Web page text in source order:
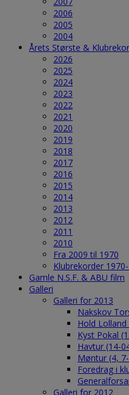
2006
2005
2004
Årets Største &
2026
2025
2024
2023
2022
2021
2020
2019
2018
2017
2016
2015
2014
2013
2012
2011
2010
Fra 2009 til 1970
Klubrekorder
Gamle N.S.F. & ABU film
Galleri
Galleri for 2013
Nakskov
Hold
Kyst Pokal
Havtur (14-
Møntur (4,
Foredrag i
Galleri for 2012